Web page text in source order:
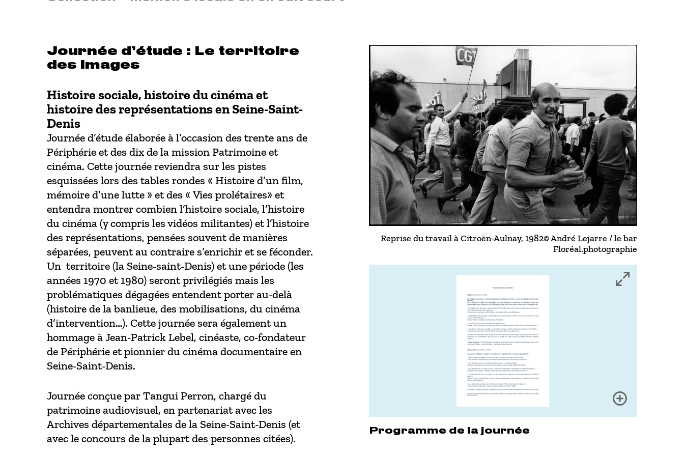
Journée d’étude : Le territoire
des images
Histoire sociale, histoire du cinéma et
histoire des représentations en Seine-Saint-
Denis
Journée d’étude élaborée à l’occasion des trente ans de
Périphérie et des dix de la mission Patrimoine et
cinéma. Cette journée reviendra sur les pistes
esquissées lors des tables rondes « Histoire d’un film,
mémoire d’une lutte » et des « Vies prolétaires» et
entendra montrer combien l’histoire sociale, l’histoire
du cinéma (y compris les vidéos militantes) et l’histoire
des représentations, pensées souvent de manières
séparées, peuvent au contraire s’enrichir et se féconder.
Un territoire (la Seine-saint-Denis) et une période (les
années 1970 et 1980) seront privilégiés mais les
problématiques dégagées entendent porter au-delà
(histoire de la banlieue, des mobilisations, du cinéma
d’intervention…). Cette journée sera également un
hommage à Jean-Patrick Lebel, cinéaste, co-fondateur
de Périphérie et pionnier du cinéma documentaire en
Seine-Saint-Denis.
Journée conçue par Tangui Perron, chargé du
patrimoine audiovisuel, en partenariat avec les
Archives départementales de la Seine-Saint-Denis (et
avec le concours de la plupart des personnes citées).
Reprise du travail à Citroën-Aulnay, 1982© André Lejarre / le bar
Floréal.photographie
Programme de la journée